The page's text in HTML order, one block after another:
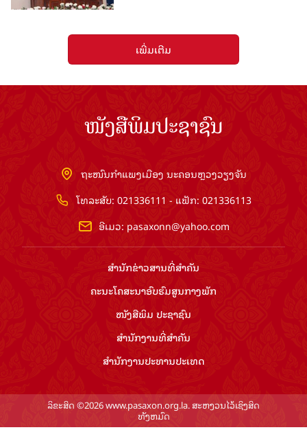
ເພີ່ມເຕີມ
ໜັງສືພິມປະຊາຊົນ
ຖະໜົນກຳແພງເມືອງ ນະຄອນຫຼວງວຽງຈັນ
ໂທລະສັບ: 021336111 - ແຟັກ: 021336113
ອີເມວ: pasaxonn@yahoo.com
ສຳ​ນັກ​ຂ່າວ​ສານ​ທີ່​ສຳ​ຄັນ​
ຄະນະໂຄສະນາອົບຮົມ​ສູນ​ກາງ​ພັກ
ໜັງສືພິມ ປະ​ຊາ​ຊົນ
ສຳ​ນັກ​ງານ​ທີ່​ສຳ​ຄັນ
ສຳ​ນັກ​ງານ​ປະ​ທານ​ປະ​ເທດ
ລິຂະສິດ ©2026 www.pasaxon.org.la. ສະຫງວນໄວ້ເຊິງສິດ
ທັງຫມົດ